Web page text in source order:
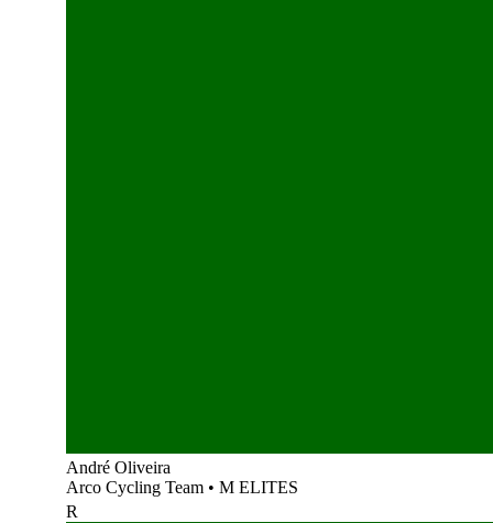
André Oliveira
Arco Cycling Team • M ELITES
R